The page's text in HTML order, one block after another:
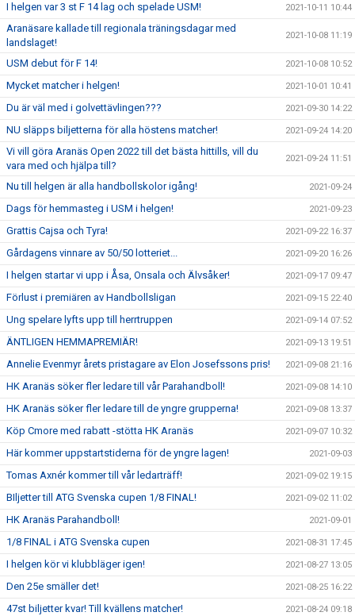
I helgen var 3 st F 14 lag och spelade USM! 2021-10-11 10:44
Aranäsare kallade till regionala träningsdagar med
landslaget!
2021-10-08 11:19
USM debut för F 14! 2021-10-08 10:52
Mycket matcher i helgen! 2021-10-01 10:41
Du är väl med i golvettävlingen??? 2021-09-30 14:22
NU släpps biljetterna för alla höstens matcher! 2021-09-24 14:20
Vi vill göra Aranäs Open 2022 till det bästa hittills, vill du
vara med och hjälpa till?
2021-09-24 11:51
Nu till helgen är alla handbollskolor igång! 2021-09-24
Dags för hemmasteg i USM i helgen! 2021-09-23
Grattis Cajsa och Tyra! 2021-09-22 16:37
Gårdagens vinnare av 50/50 lotteriet... 2021-09-20 16:26
I helgen startar vi upp i Åsa, Onsala och Älvsåker! 2021-09-17 09:47
Förlust i premiären av Handbollsligan 2021-09-15 22:40
Ung spelare lyfts upp till herrtruppen 2021-09-14 07:52
ÄNTLIGEN HEMMAPREMIÄR! 2021-09-13 19:51
Annelie Evenmyr årets pristagare av Elon Josefssons pris! 2021-09-08 21:16
HK Aranäs söker fler ledare till vår Parahandboll! 2021-09-08 14:10
HK Aranäs söker fler ledare till de yngre grupperna! 2021-09-08 13:37
Köp Cmore med rabatt -stötta HK Aranäs 2021-09-07 10:32
Här kommer uppstartstiderna för de yngre lagen! 2021-09-03
Tomas Axnér kommer till vår ledarträff! 2021-09-02 19:15
BIljetter till ATG Svenska cupen 1/8 FINAL! 2021-09-02 11:02
HK Aranäs Parahandboll! 2021-09-01
1/8 FINAL i ATG Svenska cupen 2021-08-31 17:45
I helgen kör vi klubbläger igen! 2021-08-27 13:05
Den 25e smäller det! 2021-08-25 16:22
47st biljetter kvar! Till kvällens matcher! 2021-08-24 09:18